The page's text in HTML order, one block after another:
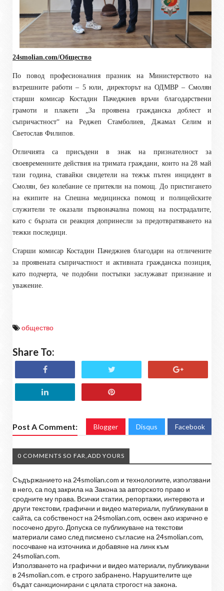
24smolian.com/Общество
По повод професионалния празник на Министерството на
вътрешните работи – 5 юли, директорът на ОДМВР – Смолян
старши комисар Костадин Пачеджиев връчи благодарствени
грамоти и плакети „За проявена гражданска доблест и
съпричастност“ на Реджеп Стамболиев, Джамал Селим и
Светослав Филипов.
Отличията са присъдени в знак на признателност за
своевременните действия на тримата граждани, които на 28 май
тази година, ставайки свидетели на тежък пътен инцидент в
Смолян, без колебание се притекли на помощ. До пристигането
на екипите на Спешна медицинска помощ и полицейските
служители те оказали първоначална помощ на пострадалите,
като с бързата си реакция допринесли за предотвратяването на
тежки последици.
Старши комисар Костадин Пачеджиев благодари на отличените
за проявената съпричастност и активната гражданска позиция,
като подчерта, че подобни постъпки заслужават признание и
уважение.
общество
Share To:
Post A Comment: Blogger Disqus Facebook
0 COMMENTS SO FAR,ADD YOURS
Съдържанието на 24smolian.com и технологиите, използвани
в него, са под закрила на Закона за авторското право и
сродните му права. Всички статии, репортажи, интервюта и
други текстови, графични и видео материали, публикувани в
сайта, са собственост на 24smolian.com, освен ако изрично е
посочено друго. Допуска се публикуване на текстови
материали само след писмено съгласие на 24smolian.com,
посочване на източника и добавяне на линк към
24smolian.com.
Използването на графични и видео материали, публикувани
в 24smolian.com. е строго забранено. Нарушителите ще
бъдат санкционирани с цялата строгост на закона.